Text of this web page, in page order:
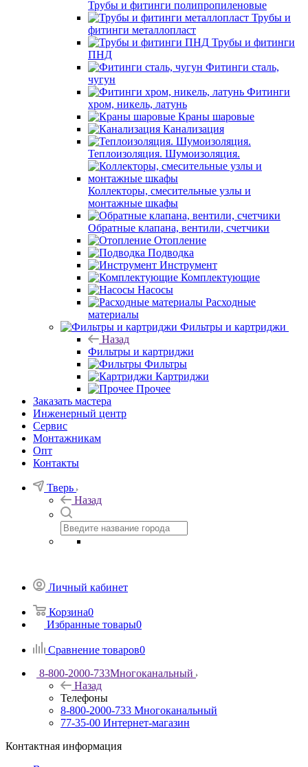
Трубы и фитинги полипропиленовые
Трубы и
фитинги металлопласт
Трубы и фитинги
ПНД
Фитинги сталь,
чугун
Фитинги
хром, никель, латунь
Краны шаровые
Канализация
Теплоизоляция. Шумоизоляция.
Коллекторы, смесительные узлы и
монтажные шкафы
Обратные клапана, вентили, счетчики
Отопление
Подводка
Инструмент
Комплектующие
Насосы
Расходные
материалы
Фильтры и картриджи
Назад
Фильтры и картриджи
Фильтры
Картриджи
Прочее
Заказать мастера
Инженерный центр
Сервис
Монтажникам
Опт
Контакты
Тверь
Назад
Личный кабинет
Корзина0
Избранные товары0
Сравнение товаров0
8-800-2000-733Многоканальный
Назад
Телефоны
8-800-2000-733 Многоканальный
77-35-00 Интернет-магазин
Контактная информация